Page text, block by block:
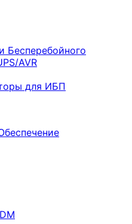
Бесперебойного
AVR
для ИБП